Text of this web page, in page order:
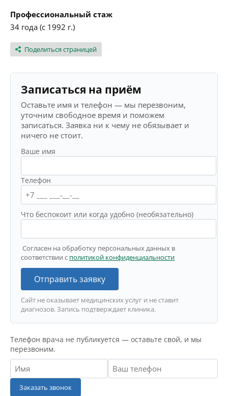
Профессиональный стаж
34 года (с 1992 г.)
Поделиться страницей
Записаться на приём
Оставьте имя и телефон — мы перезвоним,
уточним свободное время и поможем
записаться. Заявка ни к чему не обязывает и
ничего не стоит.
Ваше имя
Телефон
Что беспокоит или когда удобно (необязательно)
Согласен на обработку персональных данных в
соответствии с политикой конфиденциальности
Отправить заявку
Сайт не оказывает медицинских услуг и не ставит
диагнозов. Запись подтверждает клиника.
Телефон врача не публикуется — оставьте свой, и мы
перезвоним.
Заказать звонок